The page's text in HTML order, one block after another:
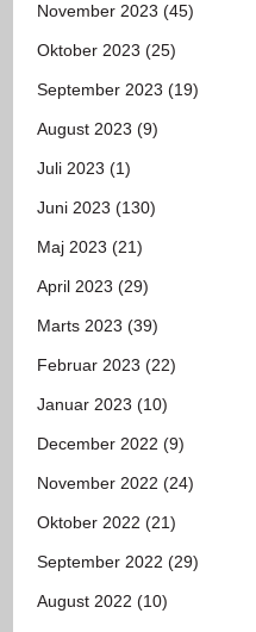
November 2023 (45)
Oktober 2023 (25)
September 2023 (19)
August 2023 (9)
Juli 2023 (1)
Juni 2023 (130)
Maj 2023 (21)
April 2023 (29)
Marts 2023 (39)
Februar 2023 (22)
Januar 2023 (10)
December 2022 (9)
November 2022 (24)
Oktober 2022 (21)
September 2022 (29)
August 2022 (10)